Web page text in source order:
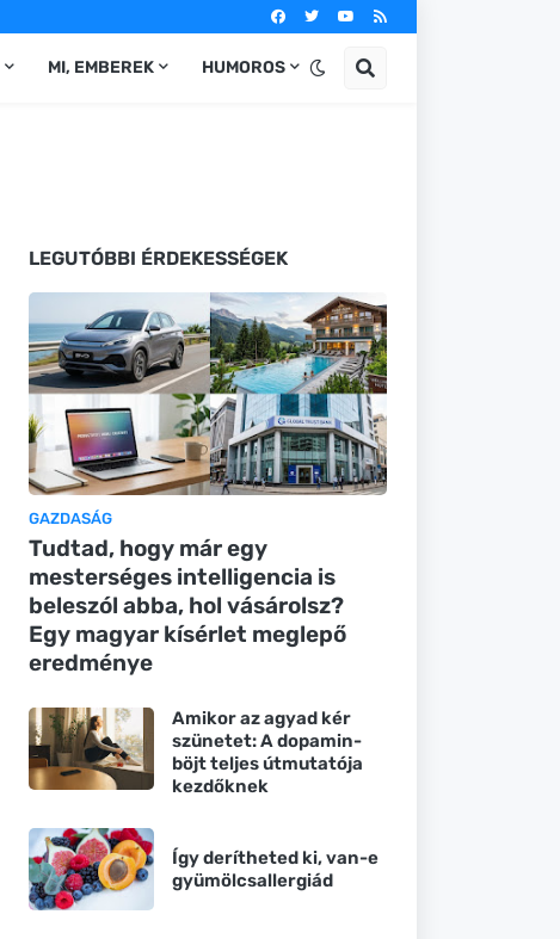
MI, EMBEREK HUMOROS
LEGUTÓBBI ÉRDEKESSÉGEK
GAZDASÁG
Tudtad, hogy már egy
mesterséges intelligencia is
beleszól abba, hol vásárolsz?
Egy magyar kísérlet meglepő
eredménye
Amikor az agyad kér
szünetet: A dopamin-
böjt teljes útmutatója
kezdőknek
Így derítheted ki, van-e
gyümölcsallergiád